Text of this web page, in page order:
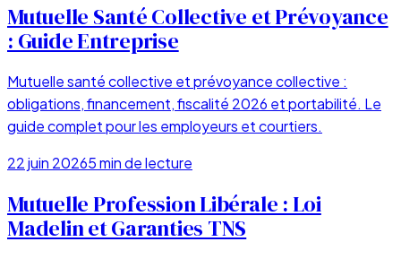
Mutuelle Santé Collective et Prévoyance
: Guide Entreprise
Mutuelle santé collective et prévoyance collective :
obligations, financement, fiscalité 2026 et portabilité. Le
guide complet pour les employeurs et courtiers.
22 juin 20265min de lecture
Mutuelle Profession Libérale : Loi
Madelin et Garanties TNS